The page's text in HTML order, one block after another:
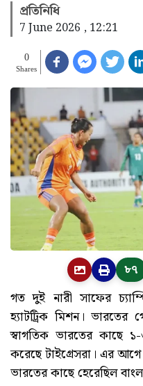
প্রতিনিধি
7 June 2026 , 12:21
0
Shares
৮৭
গত দুই নারী সাফের
হ্যাটট্রিক মিশন।
স্বাগতিক ভারতের কাছে
করেছে টাইগ্রেসরা। এর
ভারতের কাছে হেরেছিল